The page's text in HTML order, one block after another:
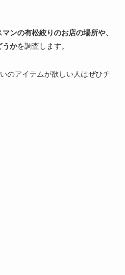
ンの有松絞りのお店の場所や、
うかを調査します。
のアイテムが欲しい人はぜひチ